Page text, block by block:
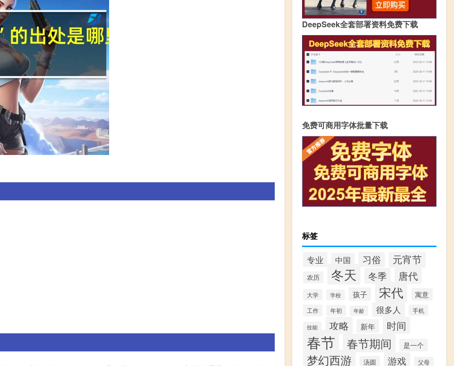
DeepSeek全套部署资料免费下载
免费可商用字体批量下载
标签
专业 中国 习俗 元宵节
农历 冬天 冬季 唐代
大学 学校 孩子 宋代 寓意
工作 年初 年龄 很多人 手机
技能 攻略 新年 时间
春节 春节期间 是一个
梦幻西游 汤圆 游戏 父母